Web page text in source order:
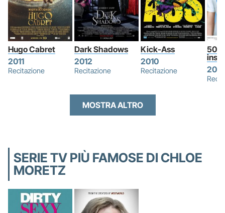
Hugo Cabret
2011
Recitazione
Dark Shadows
2012
Recitazione
Kick-Ass
2010
Recitazione
500
MOSTRA ALTRO
SERIE TV PIÙ FAMOSE DI CHLOE
MORETZ